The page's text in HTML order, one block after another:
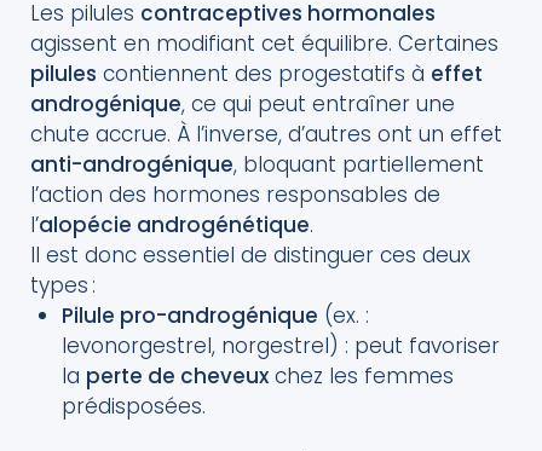
Les pilules contraceptives hormonales
agissent en modifiant cet équilibre. Certaines
pilules contiennent des progestatifs à effet
androgénique, ce qui peut entraîner une
chute accrue. À l’inverse, d’autres ont un effet
anti-androgénique, bloquant partiellement
l’action des hormones responsables de
l’alopécie androgénétique.
Il est donc essentiel de distinguer ces deux
types :
Pilule pro-androgénique (ex. :
levonorgestrel, norgestrel) : peut favoriser
la perte de cheveuxchez les femmes
prédisposées.